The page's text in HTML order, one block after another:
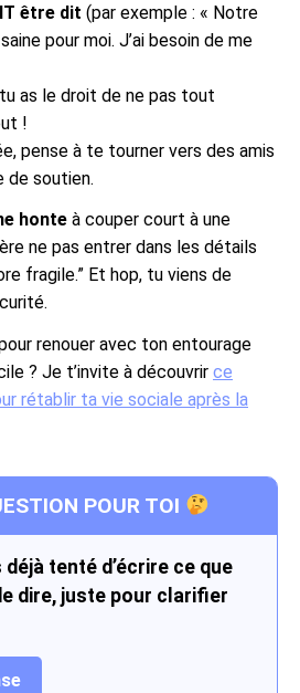
être dit (par exemple : « Notre
pour moi. J’ai besoin de me
as le droit de ne pas tout
!
pense à te tourner vers des amis
de soutien.
honte à couper court à une
ne pas entrer dans les détails
fragile.” Et hop, tu viens de
renouer avec ton entourage
? Je t’invite à découvrir ce
rétablir ta vie sociale après la
POUR TOI
tenté d’écrire ce que
dire, juste pour clarifier